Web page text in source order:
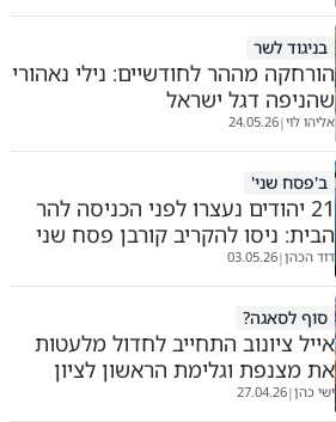
בניגוד לשר
הורחקה מההר לחודשיים: נילי נאהורי
שהניפה דגל ישראל
אליהו לוי|
24.05.26
ב'פסח שני'
21 יהודים נעצרו לפני הכניסה להר
הבית: ניסו להקריב קורבן פסח שני
דוד הכהן|
03.05.26
סוף לסאגה?
אייל ציונוב התחייב לחדול מלעטות
את מצנפת וגלימת הראשון לציון
ישי כהן |
27.04.26